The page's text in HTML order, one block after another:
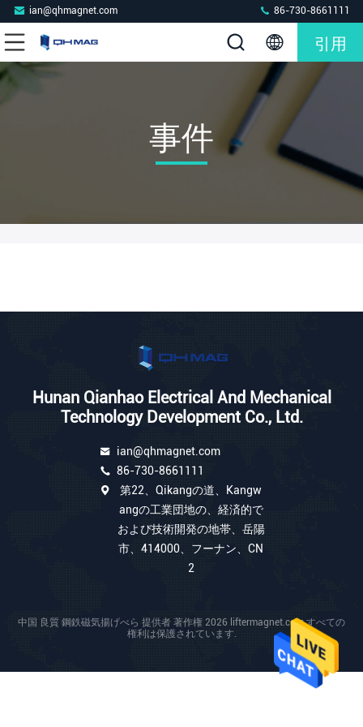
ian@qhmagnet.com 86-730-8661111
引用
事件
Hunan Qianhao Electrical And Mechanical
Technology Development Co., Ltd.
ian@qhmagnet.com
86-730-8661111
第22、Qikangの道、Kangw
angの工業団地の、経済的で
および技術開発の地帯、岳陽
市、414000、フーナン、CN
2
中国 良質 鋼鉄磁気揚げべら 提供者 著作権 2026 liftermagnet.com すべての
権利は保護されています.